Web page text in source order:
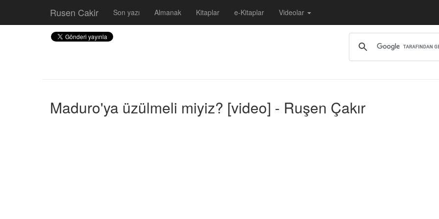
Rusen Cakir Son yazı Almanak Kitaplar e-Kitaplar Videolar
Maduro'ya üzülmeli miyiz? [video] - Ruşen Çakır